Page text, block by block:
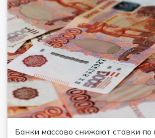
Банки массово снижают ставки по